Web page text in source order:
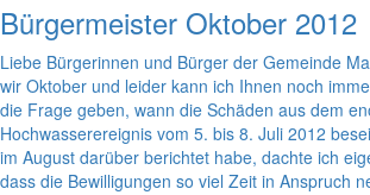
Bürgermeister Oktober 2012
Liebe Bürgerinnen und Bürger der Gemeinde
wir Oktober und leider kann ich Ihnen noch
die Frage geben, wann die Schäden aus dem
Hochwasserereignis vom 5. bis 8. Juli 2012
im August darüber berichtet habe, dachte ich
dass die Bewilligungen so viel Zeit in Anspruch